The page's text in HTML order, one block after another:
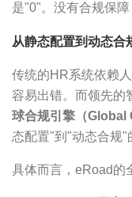
是"0"。没有合规保障
从静态配置到动态合
传统的HR系统依赖
容易出错。而领先的
球合规引擎（Global
态配置"到"动态合规"
具体而言，eRoad的